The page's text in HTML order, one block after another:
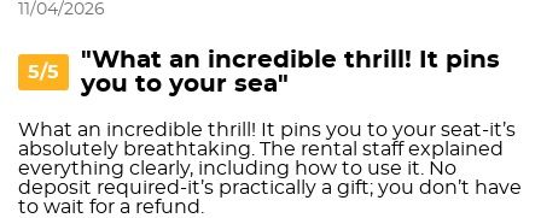
11/04/2026
5/5
"What an incredible thrill! It pins
you to your sea"
What an incredible thrill! It pins you to your seat-it’s
absolutely breathtaking. The rental staff explained
everything clearly, including how to use it. No
deposit required-it’s practically a gift; you don’t have
to wait for a refund.